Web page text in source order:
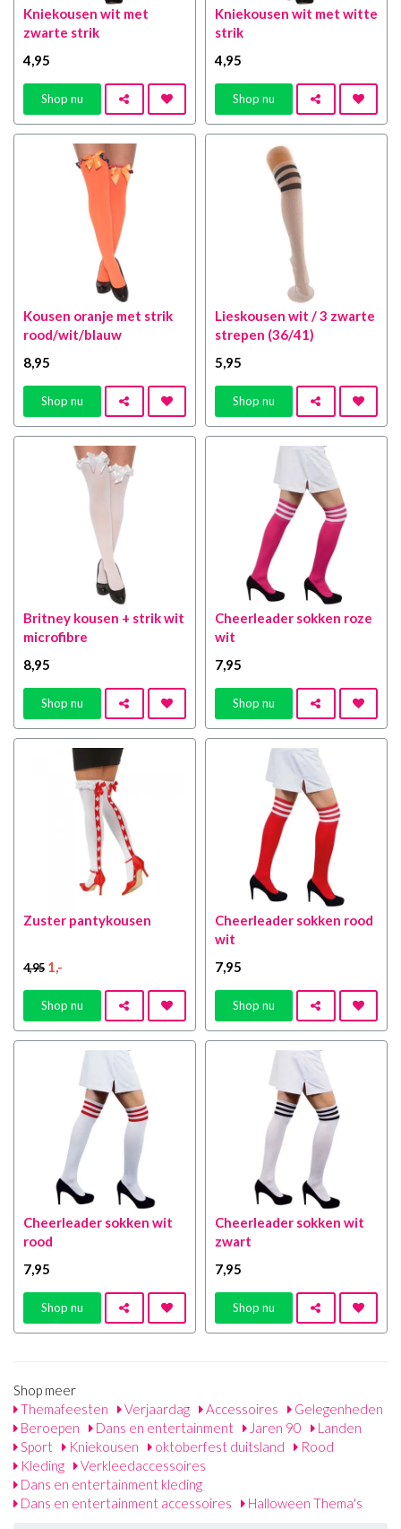
Kniekousen wit met
zwarte strik
4,95
Shop nu
Kniekousen wit met witte
strik
4,95
Shop nu
Kousen oranje met strik
rood/wit/blauw
8,95
Shop nu
Lieskousen wit / 3 zwarte
strepen (36/41)
5,95
Shop nu
Britney kousen + strik wit
microfibre
8,95
Shop nu
Cheerleader sokken roze
wit
7,95
Shop nu
Zuster pantykousen
4,95 1,-
Shop nu
Cheerleader sokken rood
wit
7,95
Shop nu
Cheerleader sokken wit
rood
7,95
Shop nu
Cheerleader sokken wit
zwart
7,95
Shop nu
Shop meer
Themafeesten
Verjaardag Accessoires
Gelegenheden
Beroepen
Dans en entertainment Jaren 90
Landen
Sport
Kniekousen oktoberfest duitsland
Rood
Kleding
Verkleedaccessoires
Dans en entertainment kleding
Dans en entertainment accessoires
Halloween Thema's